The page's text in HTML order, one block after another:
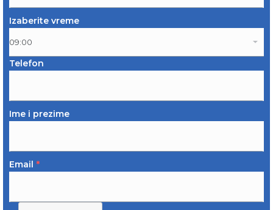
Izaberite vreme
Telefon
Ime i prezime
Email *